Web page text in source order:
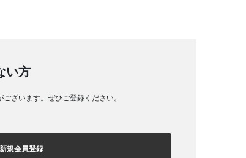
い方
ざいます。ぜひご登録ください。
新規会員登録